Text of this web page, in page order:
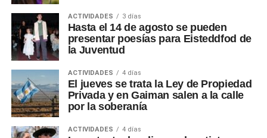
ACTIVIDADES 3 días
Hasta el 14 de agosto se pueden
presentar poesías para Eisteddfod de
la Juventud
ACTIVIDADES 4 días
El jueves se trata la Ley de Propiedad
Privada y en Gaiman salen a la calle
por la soberanía
ACTIVIDADES 4 días